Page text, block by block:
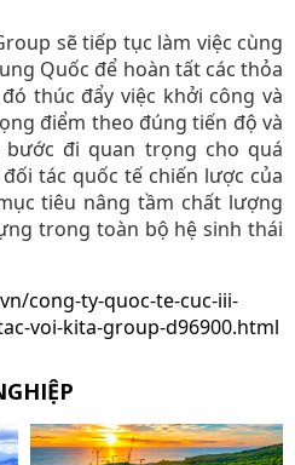
sẽ tiếp tục làm việc cùng
Quốc để hoàn tất các thỏa
thúc đẩy việc khởi công và
điểm theo đúng tiến độ và
đi quan trọng cho quá
tác quốc tế chiến lược của
tiêu nâng tầm chất lượng
trong toàn bộ hệ sinh thái
cong-ty-quoc-te-cuc-iii-
voi-kita-group-d96900.html